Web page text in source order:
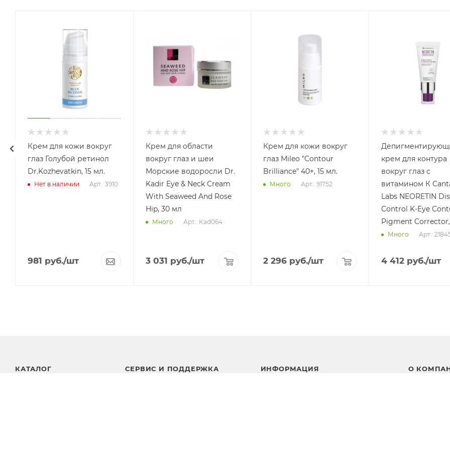
Крем для кожи вокруг
глаз Голубой ретинол
Dr.Kozhevatkin, 15 мл.
Нет в наличии Арт.: 3910
981 руб./шт
Крем для области
вокруг глаз и шеи
Морские водоросли Dr.
Kadir Eye & Neck Cream
With Seaweed And Rose
Hip, 30 мл
Много Арт.: Kad064
3 031 руб./шт
Крем для кожи вокруг
глаз Mileo "Contour
Brilliance" 40+, 15 мл.
Много Арт.: 91752
2 296 руб./шт
крем для контура
вокруг глаз с
витамином К
Labs NEORETIN
Control K-Eye
Pigment Corrector,
Много Арт.:
4 412 руб./шт
КАТАЛОГ СЕРВИС И ПОДДЕРЖКА ИНФОРМАЦИЯ О